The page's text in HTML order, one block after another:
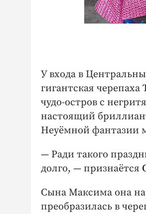
У входа в
гигантская
чудо-остров с
настоящий
Неуёмной фантазии
— Ради такого
долго, — признаётся
Сына Максима она
преобразилась в